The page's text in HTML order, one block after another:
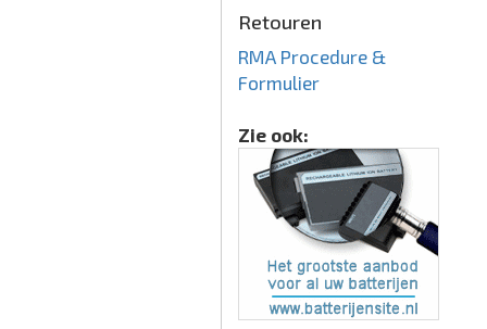
Retouren
RMA Procedure &
Formulier
Zie ook: